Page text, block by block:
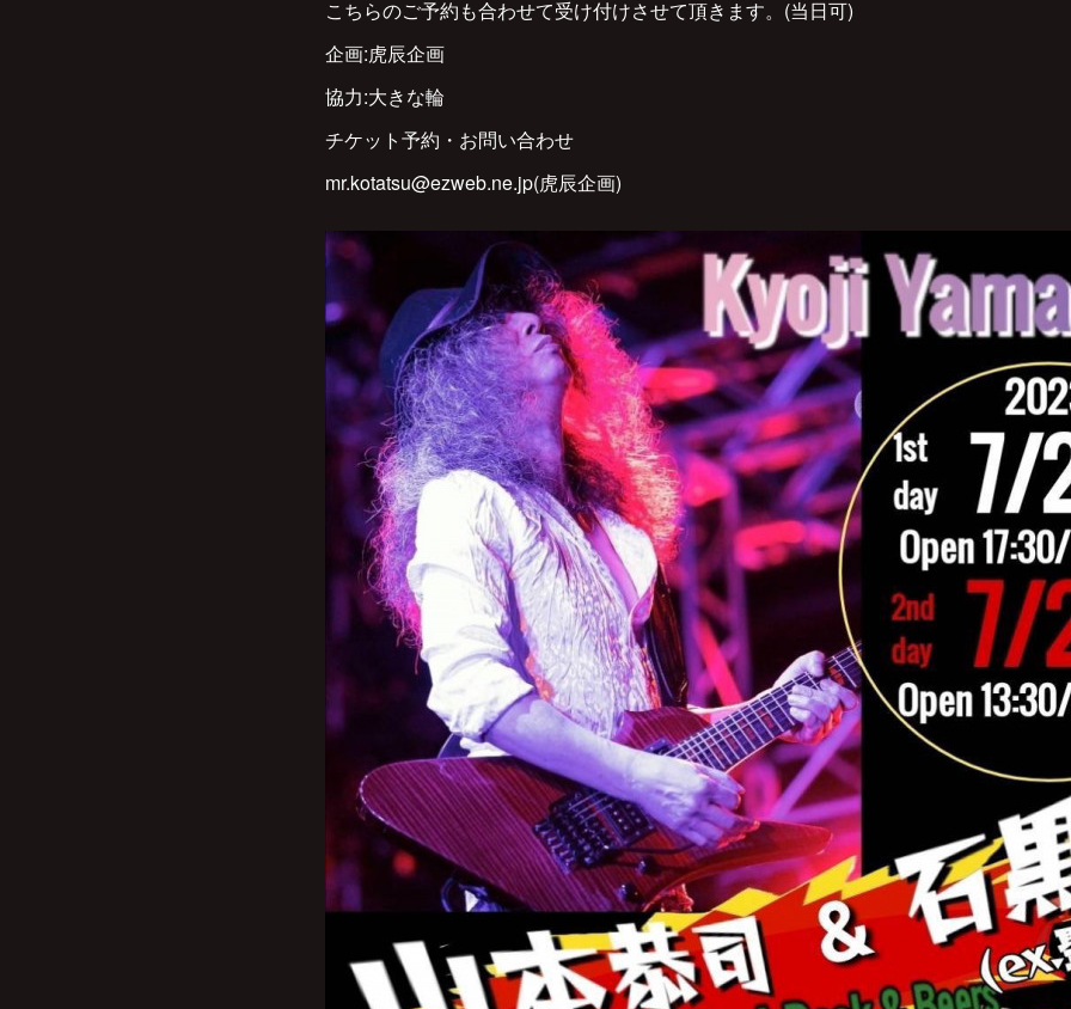
こちらのご予約も合わせて受け付けさせて頂きます。(当日可)
企画:虎辰企画
協力:大きな輪
チケット予約・お問い合わせ
mr.kotatsu@ezweb.ne.jp(虎辰企画)